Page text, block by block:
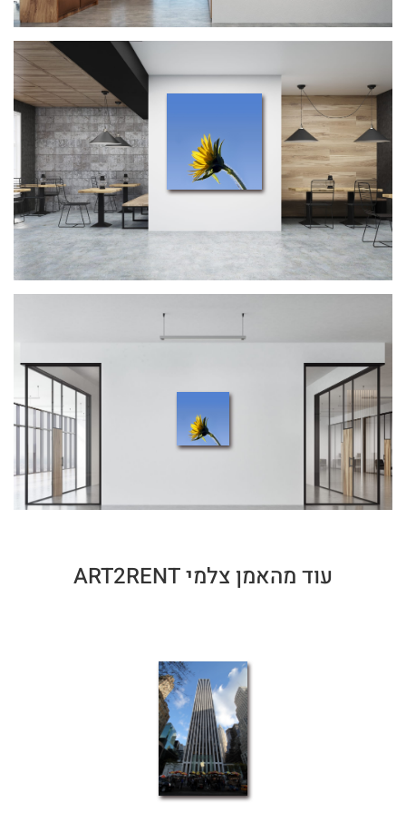
עוד מהאמן צלמי ART2RENT